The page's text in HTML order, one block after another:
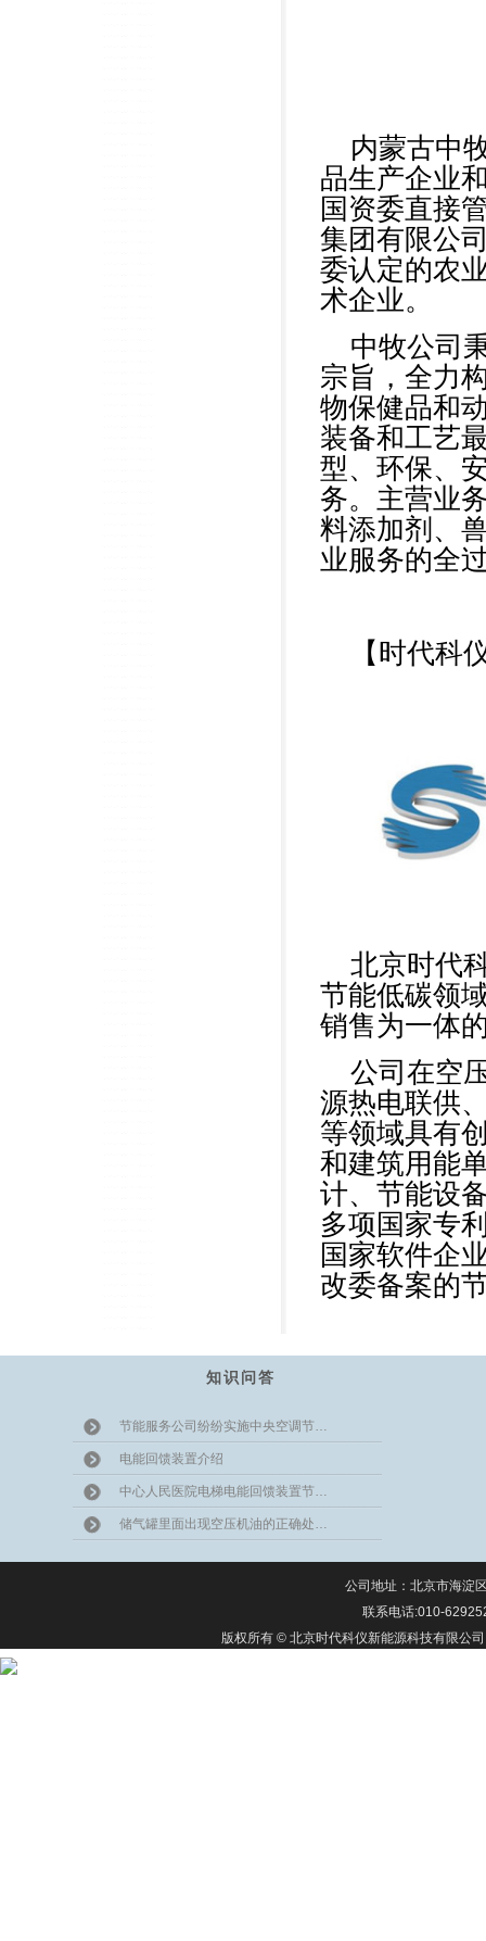
内蒙古中
品生产企业
国资委直接
集团有限公
委认定的农
术企业。
中牧公司
宗旨，全力
物保健品和
装备和工艺
型、环保、
务。主营业
料添加剂、
业服务的全
【 时代科
北京时代
节能低碳领
销售为一体
公司在空
源热电联供
等领域具有
和建筑用能
计、节能设
多项国家专
国家软件企
改委备案的
知识问答
节能服务公司纷纷实施中央空调节…
电能回馈装置介绍
中心人民医院电梯电能回馈装置节…
储气罐里面出现空压机油的正确处…
公司地址：北京市海淀
联系电话:010-
版权所有 © 北京时代科仪新能源科技有限公